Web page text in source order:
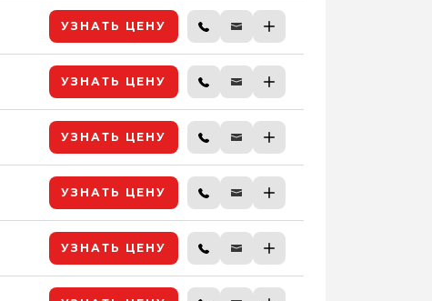
УЗНАТЬ ЦЕНУ
УЗНАТЬ ЦЕНУ
УЗНАТЬ ЦЕНУ
УЗНАТЬ ЦЕНУ
УЗНАТЬ ЦЕНУ